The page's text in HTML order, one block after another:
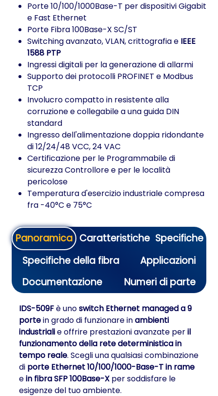
Porte 10/100/1000Base-T per dispositivi Gigabit
e Fast Ethernet
Porte Fibra 100Base-X SC/ST
Switching avanzato, VLAN, crittografia e IEEE
1588 PTP
Ingressi digitali per la generazione di allarmi
Supporto dei protocolli PROFINET e Modbus
TCP
Involucro compatto in resistente alla
corruzione e collegabile a una guida DIN
standard
Ingresso dell'alimentazione doppia ridondante
di 12/24/48 VCC, 24 VAC
Certificazione per le Programmabile di
sicurezza Controllore e per le località
pericolose
Temperatura d'esercizio industriale compresa
fra -40°C e 75°C
Panoramica Caratteristiche Specifiche
Specifiche della fibra
Applicazioni
Documentazione
Numeri di parte
IDS-509Fè unoswitch Ethernet managed a 9
portein grado di funzionare inambienti
industrialie offrire prestazioni avanzate peril
funzionamento della rete deterministica in
tempo reale. Scegli una qualsiasi combinazione
di porte Ethernet 10/100/1000-Base-T in rame
ein fibra SFP 100Base-X per soddisfare le
esigenze del tuo ambiente.